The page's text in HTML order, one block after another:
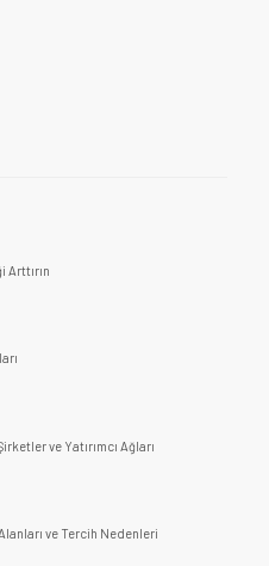
Arttırın
ve Yatırımcı Ağları
ve Tercih Nedenleri